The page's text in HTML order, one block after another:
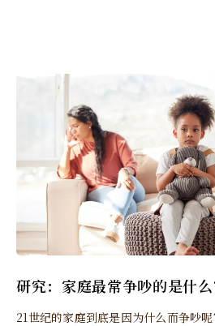
研究：家庭最常争吵的是什么
21世纪的家庭到底是因为什么而争吵